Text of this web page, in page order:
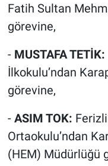
Fatih Sultan
görevine,
- MUSTAFA TETİK:
İlkokulu’ndan
görevine,
- ASIM TOK:
Ortaokulu’ndan
(HEM) Müdürlüğü